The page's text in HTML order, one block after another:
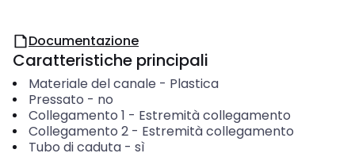
Documentazione
Caratteristiche principali
Materiale del canale - Plastica
Pressato - no
Collegamento 1 - Estremità collegamento
Collegamento 2- Estremità collegamento
Tubo di caduta- sì